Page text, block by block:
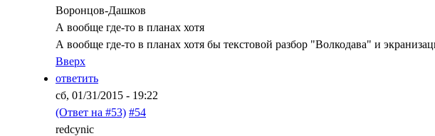
Воронцов-Дашков
А вообще где-то в планах хотя
А вообще где-то в планах хотя бы текстовой разбор "Волкодава" и
Вверх
ответить
сб, 01/31/2015 - 19:22
(Ответ на #53) #54
redcynic